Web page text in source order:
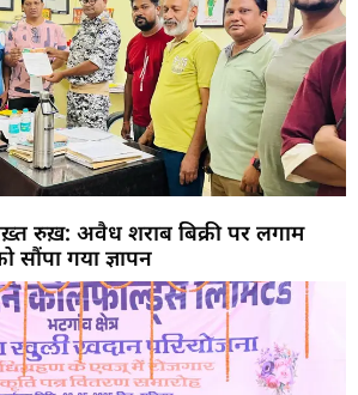
रुख़: अवैध शराब बिक्री पर लगाम
सौंपा गया ज्ञापन